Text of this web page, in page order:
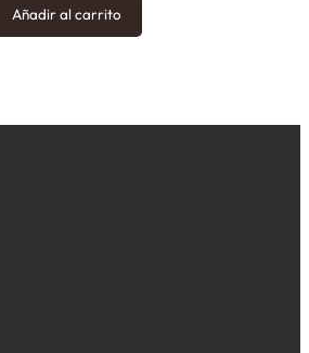
Añadir al carrito